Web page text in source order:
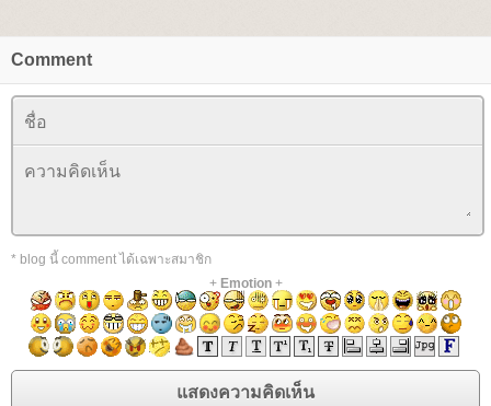
Comment
* blog นี้ comment ได้เฉพาะสมาชิก
+ Emotion+